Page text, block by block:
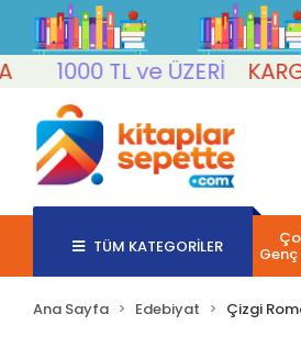
1000 TL ve ÜZERİ
KARGO
TÜM KATEGORİLER
Ana Sayfa Edebiyat Çizgi